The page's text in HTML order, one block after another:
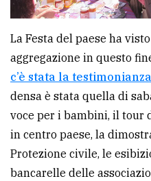
La Festa del paese ha
aggregazione in questo
c’è stata la
densa è stata quella di
voce per i bambini, il tour
in centro paese, la
Protezione civile, le
bancarelle delle